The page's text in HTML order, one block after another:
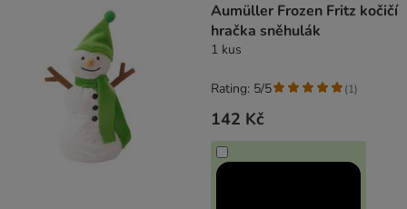
Aumüller Frozen Fritz kočičí
hračka sněhulák
1 kus
142 Kč
Rating: 5/5 (1)